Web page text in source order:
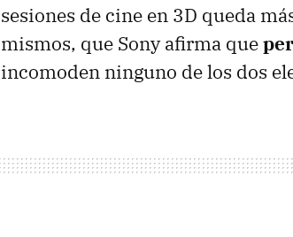
sesiones de cine en 3D queda
mismos, que Sony afirma que
incomoden ninguno de los dos